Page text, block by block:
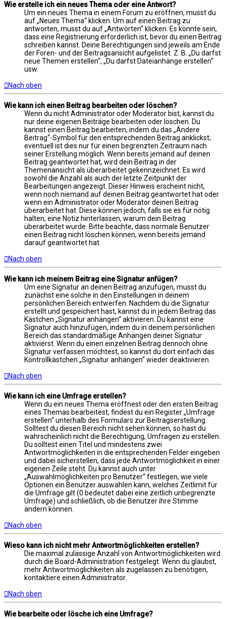
Wie erstelle ich ein neues Thema oder eine Antwort?
Um ein neues Thema in einem Forum zu eröffnen, musst du
auf „Neues Thema“ klicken. Um auf einen Beitrag zu
antworten, musst du auf „Antworten“ klicken. Es könnte sein,
dass eine Registrierung erforderlich ist, bevor du einen Beitrag
schreiben kannst. Deine Berechtigungen sind jeweils am Ende
der Foren- und der Beitragsansicht aufgelistet. Z. B. „Du darfst
neue Themen erstellen“, „Du darfst Dateianhänge erstellen“
usw.
Nach oben
Wie kann ich einen Beitrag bearbeiten oder löschen?
Wenn du nicht Administrator oder Moderator bist, kannst du
nur deine eigenen Beiträge bearbeiten oder löschen. Du
kannst einen Beitrag bearbeiten, indem du das „Ändere
Beitrag“-Symbol für den entsprechenden Beitrag anklickst;
eventuell ist dies nur für einen begrenzten Zeitraum nach
seiner Erstellung möglich. Wenn bereits jemand auf deinen
Beitrag geantwortet hat, wird dein Beitrag in der
Themenansicht als überarbeitet gekennzeichnet. Es wird
sowohl die Anzahl als auch der letzte Zeitpunkt der
Bearbeitungen angezeigt. Dieser Hinweis erscheint nicht,
wenn noch niemand auf deinen Beitrag geantwortet hat oder
wenn ein Administrator oder Moderator deinen Beitrag
überarbeitet hat. Diese können jedoch, falls sie es für nötig
halten, eine Notiz hinterlassen, warum dein Beitrag
überarbeitet wurde. Bitte beachte, dass normale Benutzer
einen Beitrag nicht löschen können, wenn bereits jemand
darauf geantwortet hat.
Nach oben
Wie kann ich meinem Beitrag eine Signatur anfügen?
Um eine Signatur an deinen Beitrag anzufügen, musst du
zunächst eine solche in den Einstellungen in deinem
persönlichen Bereich entwerfen. Nachdem du die Signatur
erstellt und gespeichert hast, kannst du in jedem Beitrag das
Kästchen „Signatur anhängen“ aktivieren. Du kannst eine
Signatur auch hinzufügen, indem du in deinem persönlichen
Bereich das standardmäßige Anhängen deiner Signatur
aktivierst. Wenn du einen einzelnen Beitrag dennoch ohne
Signatur verfassen möchtest, so kannst du dort einfach das
Kontrollkästchen „Signatur anhängen“ wieder deaktivieren.
Nach oben
Wie kann ich eine Umfrage erstellen?
Wenn du ein neues Thema eröffnest oder den ersten Beitrag
eines Themas bearbeitest, findest du ein Register „Umfrage
erstellen“ unterhalb des Formulars zur Beitragserstellung.
Solltest du diesen Bereich nicht sehen können, so hast du
wahrscheinlich nicht die Berechtigung, Umfragen zu erstellen.
Du solltest einen Titel und mindestens zwei
Antwortmöglichkeiten in die entsprechenden Felder eingeben
und dabei sicherstellen, dass jede Antwortmöglichkeit in einer
eigenen Zeile steht. Du kannst auch unter
„Auswahlmöglichkeiten pro Benutzer“ festlegen, wie viele
Optionen ein Benutzer auswählen kann, welches Zeitlimit für
die Umfrage gilt (0 bedeutet dabei eine zeitlich unbegrenzte
Umfrage) und schließlich, ob die Benutzer ihre Stimme
ändern können.
Nach oben
Wieso kann ich nicht mehr Antwortmöglichkeiten erstellen?
Die maximal zulässige Anzahl von Antwortmöglichkeiten wird
durch die Board-Administration festgelegt. Wenn du glaubst,
mehr Antwortmöglichkeiten als zugelassen zu benötigen,
kontaktiere einen Administrator.
Nach oben
Wie bearbeite oder lösche ich eine Umfrage?